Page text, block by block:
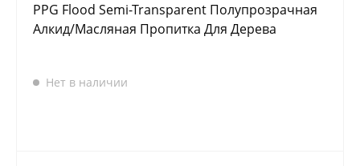
PPG Flood Semi-Transparent Полупрозрачная
Алкид/Масляная Пропитка Для Дерева
Нет в наличии